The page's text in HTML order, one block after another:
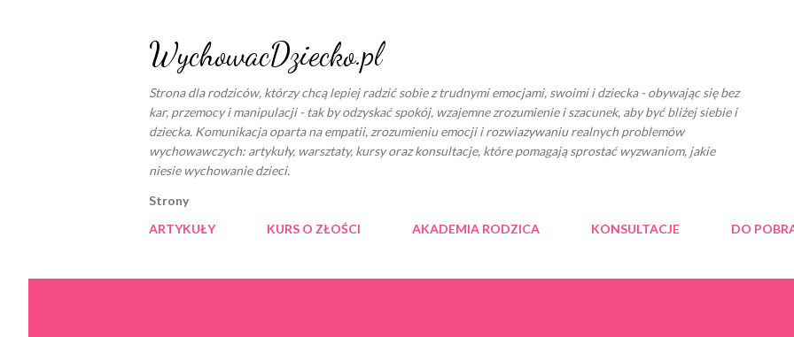
WychowacDziecko.pl
Strona dla rodziców, którzy chcą lepiej radzić sobie z trudnymi emocjami, swoimi i dziecka - obywając się bez
kar, przemocy i manipulacji - tak by odzyskać spokój, wzajemne zrozumienie i szacunek, aby być bliżej siebie i
dziecka. Komunikacja oparta na empatii, zrozumieniu emocji i rozwiazywaniu realnych problemów
wychowawczych: artykuły, warsztaty, kursy oraz konsultacje, które pomagają sprostać wyzwaniom, jakie
niesie wychowanie dzieci.
Strony
ARTYKUŁY
KURS O ZŁOŚCI AKADEMIA RODZICA KONSULTACJE DO